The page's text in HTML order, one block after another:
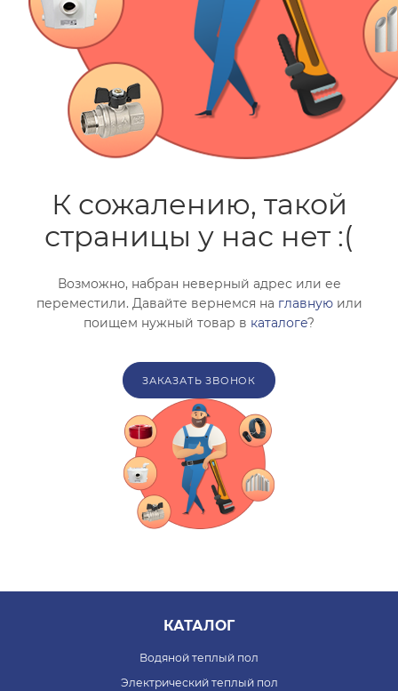
К сожалению, такой
страницы у нас нет :(
Возможно, набран неверный адрес или ее
переместили. Давайте вернемся на главнуюили
поищем нужный товар в каталоге?
ЗАКАЗАТЬ ЗВОНОК
КАТАЛОГ
Водяной теплый пол
Электрический теплый пол
помогут с подбором.
ЗАКАЗАТЬ ЗВОНОК